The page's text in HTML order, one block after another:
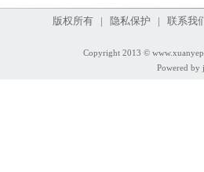
版权所有 | 隐私保护 | 联系
Copyright 2013 ©
Powered by